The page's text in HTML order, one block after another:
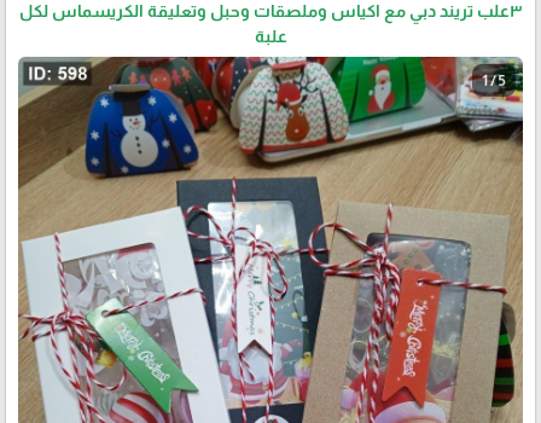
٣علب تريند دبي مع اكياس وملصقات وحبل وتعليقة الكريسماس لكل
علبة
1 / 5